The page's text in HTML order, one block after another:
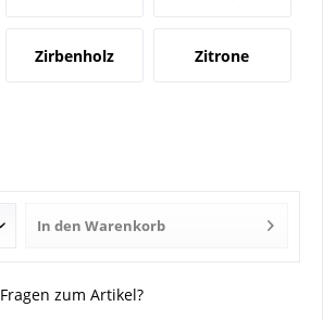
Zirbenholz Zitrone
In den Warenkorb
Fragen zum Artikel?